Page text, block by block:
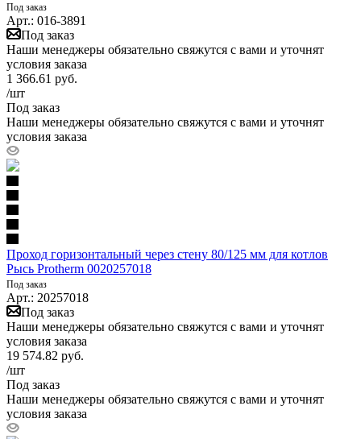
Под заказ
Арт.: 016-3891
Под заказ
Наши менеджеры обязательно свяжутся с вами и уточнят
условия заказа
1 366.61 руб.
/шт
Под заказ
Наши менеджеры обязательно свяжутся с вами и уточнят
условия заказа
Проход горизонтальный через стену 80/125 мм для котлов
Рысь Protherm 0020257018
Под заказ
Арт.: 20257018
Под заказ
Наши менеджеры обязательно свяжутся с вами и уточнят
условия заказа
19 574.82 руб.
/шт
Под заказ
Наши менеджеры обязательно свяжутся с вами и уточнят
условия заказа